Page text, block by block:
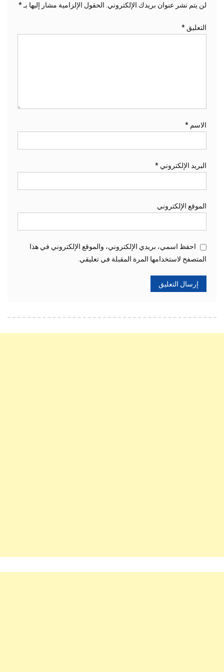
لن يتم نشر عنوان بريدك الإلكتروني. الحقول الإلزامية مشار إليها بـ*
التعليق *
الاسم *
البريد الإلكتروني *
الموقع الإلكتروني
احفظ اسمي، بريدي الإلكتروني، والموقع الإلكتروني في هذا
المتصفح لاستخدامها المرة المقبلة في تعليقي.